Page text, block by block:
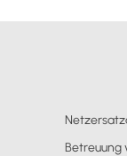
Betreuung